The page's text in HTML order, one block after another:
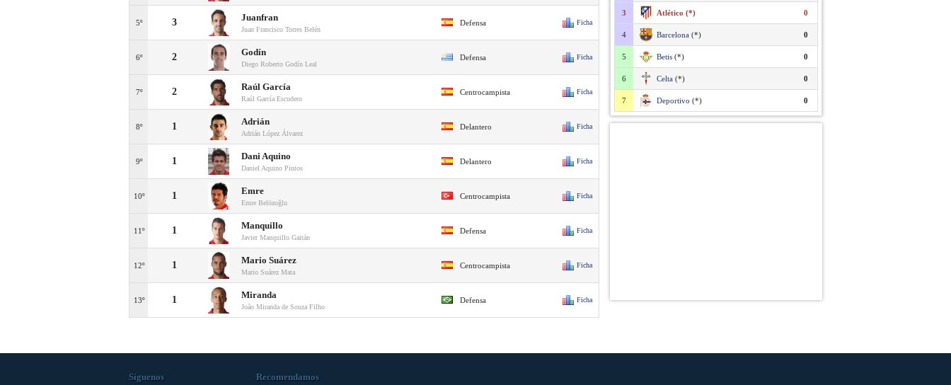
5º 3 Juanfran
Juan Francisco Torres Belén
Defensa Ficha
6º 2 Godín
Diego Roberto Godín Leal
Defensa Ficha
7º 2 Raúl García
Raúl García Escudero
Centrocampista Ficha
8º 1 Adrián
Adrián López Álvarez
Delantero Ficha
9º 1 Dani Aquino
Daniel Aquino Pintos
Delantero Ficha
10º 1 Emre
Emre Belözoğlu
Centrocampista Ficha
11º 1 Manquillo
Javier Manquillo Gaitán
Defensa Ficha
12º 1 Mario Suárez
Mario Suárez Mata
Centrocampista Ficha
13º 1 Miranda
João Miranda de Souza Filho
Defensa Ficha
3 Atlético (*) 0
4 Barcelona (*) 0
5 Betis (*) 0
6 Celta (*) 0
7 Deportivo (*) 0
Síguenos Recomendamos